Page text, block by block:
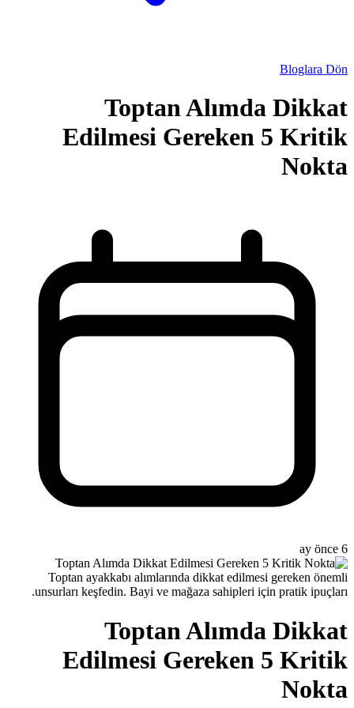
Toptan
Edilmesi
Toptan ayakkabı
unsurları keşfedin. Bayi ve
Toptan
Edilmesi